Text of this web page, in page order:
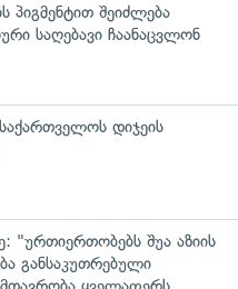
პიგმენტით შეიძლება
საღებავი ჩაანაცვლონ
დიჯეის
"ურთიერთობებს შუა აზიის
განსაკუთრებული